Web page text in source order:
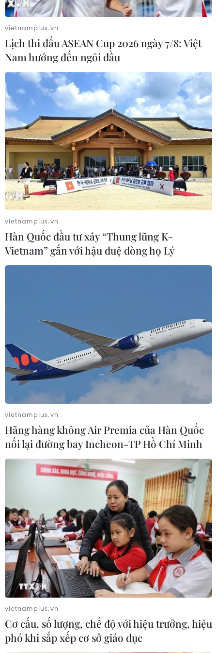
vietnamplus.vn
Lịch thi đấu ASEAN Cup 2026 ngày 7/8: Việt
Nam hướng đến ngôi đầu
vietnamplus.vn
Hàn Quốc đầu tư xây “Thung lũng K-
Vietnam” gắn với hậu duệ dòng họ Lý
vietnamplus.vn
Hãng hàng không Air Premia của Hàn Quốc
nối lại đường bay Incheon-TP Hồ Chí Minh
vietnamplus.vn
Cơ cấu, số lượng, chế độ với hiệu trưởng, hiệu
phó khi sắp xếp cơ sở giáo dục